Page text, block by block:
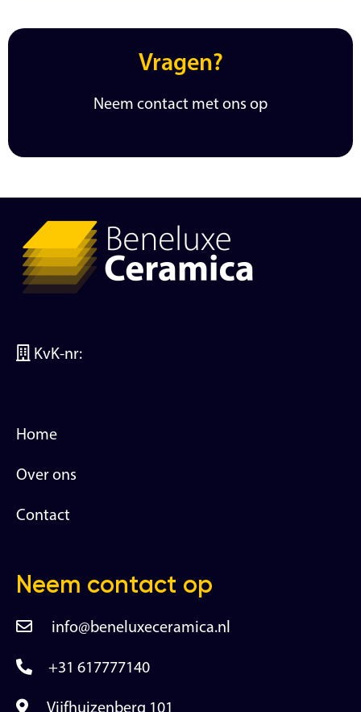
Vragen?
Neem contact met ons op
KvK-nr:
Home
Over ons
Contact
Neem contact op
info@beneluxeceramica.nl
+31 617777140
Vijfhuizenberg 101